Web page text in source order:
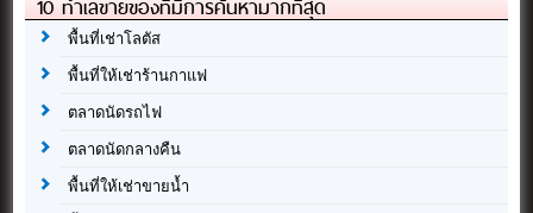
10 ทำเลขายของที่มีการค้นหามากที่สุด
พื้นที่เช่าโลตัส
พื้นที่ให้เช่าร้านกาแฟ
ตลาดนัดรถไฟ
ตลาดนัดกลางคืน
พื้นที่ให้เช่าขายน้ำ